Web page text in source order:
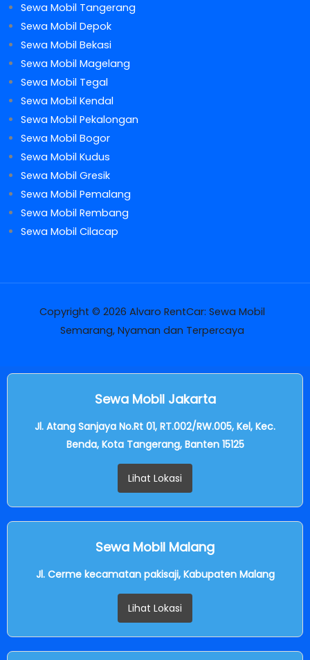
Sewa Mobil Tangerang
Sewa Mobil Depok
Sewa Mobil Bekasi
Sewa Mobil Magelang
Sewa Mobil Tegal
Sewa Mobil Kendal
Sewa Mobil Pekalongan
Sewa Mobil Bogor
Sewa Mobil Kudus
Sewa Mobil Gresik
Sewa Mobil Pemalang
Sewa Mobil Rembang
Sewa Mobil Cilacap
Copyright © 2026 Alvaro RentCar: Sewa Mobil
Semarang, Nyaman dan Terpercaya
Sewa Mobil Jakarta
Jl. Atang Sanjaya No.Rt 01, RT.002/RW.005, Kel, Kec.
Benda, Kota Tangerang, Banten 15125
Lihat Lokasi
Sewa Mobil Malang
Jl. Cerme kecamatan pakisaji, Kabupaten Malang
Lihat Lokasi